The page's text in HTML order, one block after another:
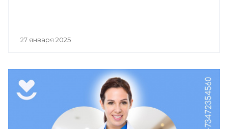
27 января 2025